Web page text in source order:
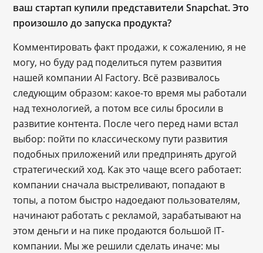
ваш стартап купили представители Snapchat. Это
произошло до запуска продукта?
Комментировать факт продажи, к сожалению, я не
могу, но буду рад поделиться путем развития
нашей компании AI Factory. Всё развивалось
следующим образом: какое-то время мы работали
над технологией, а потом все силы бросили в
развитие контента. После чего перед нами встал
выбор: пойти по классическому пути развития
подобных приложений или предпринять другой
стратегический ход. Как это чаще всего работает:
компании сначала выстреливают, попадают в
топы, а потом быстро надоедают пользователям,
начинают работать с рекламой, зарабатывают на
этом деньги и на пике продаются большой IT-
компании. Мы же решили сделать иначе: мы